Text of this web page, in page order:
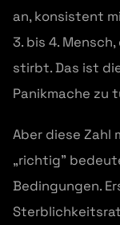
an, konsistent
3. bis 4.
stirbt. Das ist
Panikmache zu
Aber diese Zahl
„richtig”
Bedingungen.